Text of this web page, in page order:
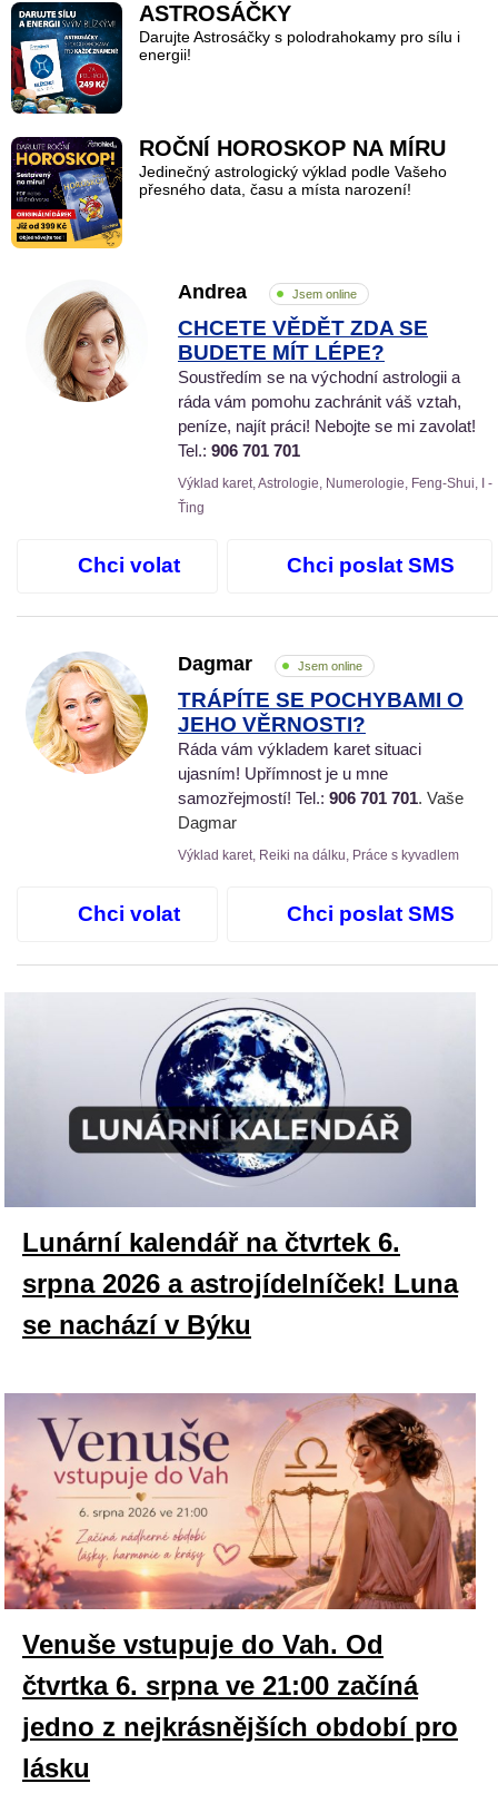
ASTROSÁČKY
Darujte Astrosáčky s polodrahokamy pro sílu i
energii!
ROČNÍ HOROSKOP NA MÍRU
Jedinečný astrologický výklad podle Vašeho
přesného data, času a místa narození!
Andrea Jsem online
CHCETE VĚDĚT ZDA SE
BUDETE MÍT LÉPE?
Soustředím se na východní astrologii a
ráda vám pomohu zachránit váš vztah,
peníze, najít práci! Nebojte se mi zavolat!
Tel.: 906 701 701
Výklad karet, Astrologie, Numerologie, Feng-Shui, I -
Ťing
Chci volat Chci poslat SMS
Dagmar Jsem online
TRÁPÍTE SE POCHYBAMI O
JEHO VĚRNOSTI?
Ráda vám výkladem karet situaci
ujasním! Upřímnost je u mne
samozřejmostí! Tel.: 906 701 701. Vaše
Dagmar
Výklad karet, Reiki na dálku, Práce s kyvadlem
Chci volat Chci poslat SMS
Lunární kalendář na čtvrtek 6.
srpna 2026 a astrojídelníček! Luna
se nachází v Býku
Venuše vstupuje do Vah. Od
čtvrtka 6. srpna ve 21:00 začíná
jedno z nejkrásnějších období pro
lásku